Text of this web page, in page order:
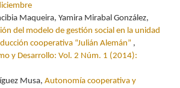
Maqueira, Yamira Mirabal González,
del modelo de gestión social en la unidad
cooperativa “Julián Alemán” ,
y Desarrollo: Vol. 2 Núm. 1 (2014):
Musa, Autonomía cooperativa y